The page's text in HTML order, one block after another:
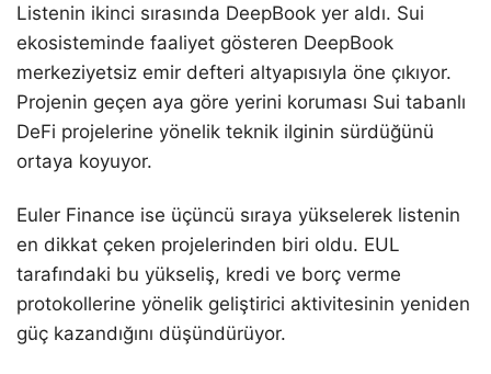
Listenin ikinci sırasında DeepBook yer aldı. Sui
ekosisteminde faaliyet gösteren DeepBook
merkeziyetsiz emir defteri altyapısıyla öne çıkıyor.
Projenin geçen aya göre yerini koruması Sui tabanlı
DeFi projelerine yönelik teknik ilginin sürdüğünü
ortaya koyuyor.
Euler Finance ise üçüncü sıraya yükselerek listenin
en dikkat çeken projelerinden biri oldu. EUL
tarafındaki bu yükseliş, kredi ve borç verme
protokollerine yönelik geliştirici aktivitesinin yeniden
güç kazandığını düşündürüyor.